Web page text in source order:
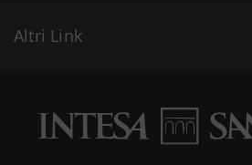
Altri Link